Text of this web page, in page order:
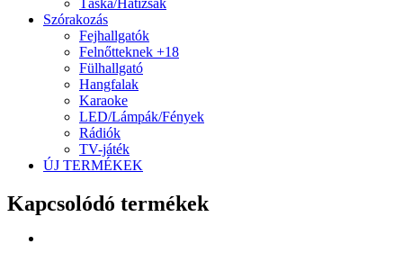
Szórakozás
Fejhallgatók
Felnőtteknek +18
Fülhallgató
Hangfalak
Karaoke
LED/Lámpák/Fények
Rádiók
TV-játék
ÚJ TERMÉKEK
Kapcsolódó termékek